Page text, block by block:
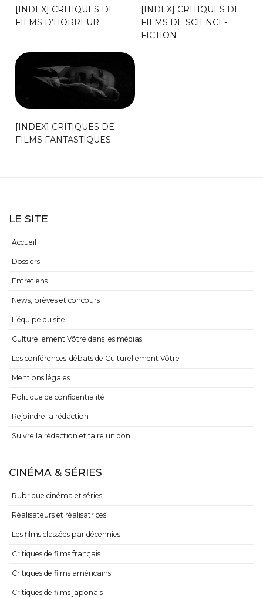
[INDEX] CRITIQUES DE
FILMS D’HORREUR
[INDEX] CRITIQUES DE
FILMS DE SCIENCE-
FICTION
[INDEX] CRITIQUES DE
FILMS FANTASTIQUES
LE SITE
Accueil
Dossiers
Entretiens
News, brèves et concours
L’équipe du site
Culturellement Vôtre dans les médias
Les conférences-débats de Culturellement Vôtre
Mentions légales
Politique de confidentialité
Rejoindre la rédaction
Suivre la rédaction et faire un don
CINÉMA & SÉRIES
Rubrique cinéma et séries
Réalisateurs et réalisatrices
Les films classées par décennies
Critiques de films français
Critiques de films américains
Critiques de films japonais